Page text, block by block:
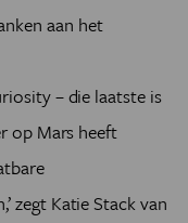
aan het
– die laatste is
op Mars heeft
,’ zegt Katie Stack van